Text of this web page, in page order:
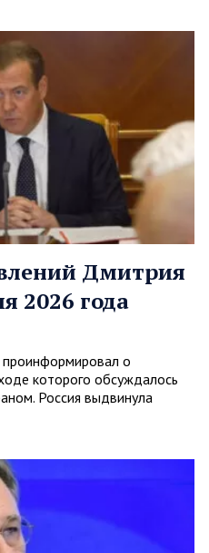
Дмитрия
2026 года
о
которого обсуждалось
Россия выдвинула